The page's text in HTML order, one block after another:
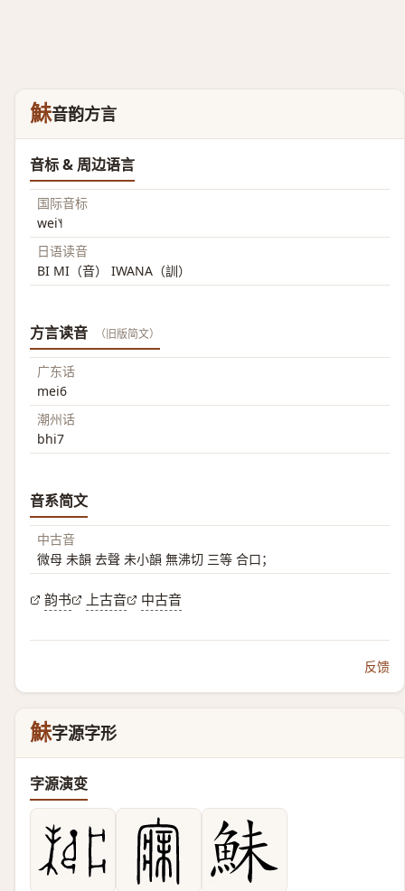
鮇音韵方言
音标 & 周边语言
国际音标
wei˥˧
日语读音
BI MI（音） IWANA（訓）
方言读音 （旧版简文）
广东话
mei6
潮州话
bhi7
音系简文
中古音
微母 未韻 去聲 未小韻 無沸切 三等 合口；
韵书 上古音 中古音
反馈
鮇字源字形
字源演变